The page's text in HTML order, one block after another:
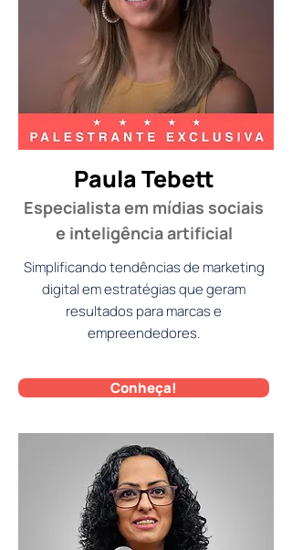
Paula Tebett
Especialista em mídias sociais
e inteligência artificial
Simplificando tendências de marketing
digital em estratégias que geram
resultados para marcas e
empreendedores.
Conheça!